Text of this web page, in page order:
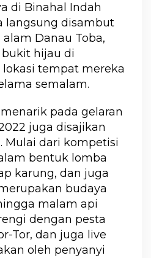
di Binahal Indah
langsung disambut
Danau Toba,
hijau di
tempat mereka
semalam.
pada gelaran
juga disajikan
Mulai dari kompetisi
bentuk lomba
karung, dan juga
budaya
malam api
dengan pesta
Tor, dan juga live
oleh penyanyi